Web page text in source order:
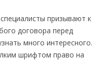
призывают к
договора перед
много интересного.
шрифтом право на